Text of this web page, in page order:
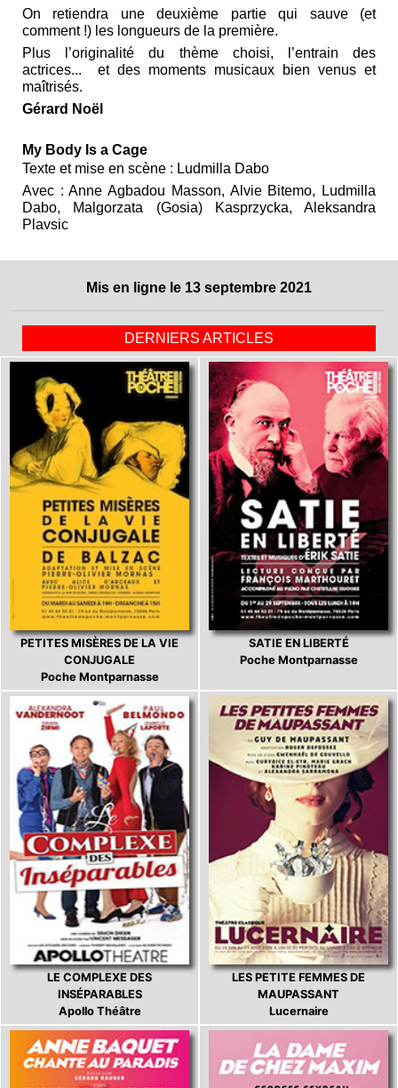
On retiendra une deuxième partie qui sauve (et
comment !) les longueurs de la première.
Plus l’originalité du thème choisi, l’entrain des
actrices... et des moments musicaux bien venus et
maîtrisés.
Gérard Noël
My Body Is a Cage
Texte et mise en scène : Ludmilla Dabo
Avec : Anne Agbadou Masson, Alvie Bitemo, Ludmilla
Dabo, Malgorzata (Gosia) Kasprzycka, Aleksandra
Plavsic
Mis en ligne le 13 septembre 2021
DERNIERS ARTICLES
PETITES MISÈRES DE LA VIE
CONJUGALE
Poche Montparnasse
SATIE EN LIBERTÉ
Poche Montparnasse
LE COMPLEXE DES
INSÉPARABLES
Apollo Théâtre
LES PETITE FEMMES DE
MAUPASSANT
Lucernaire